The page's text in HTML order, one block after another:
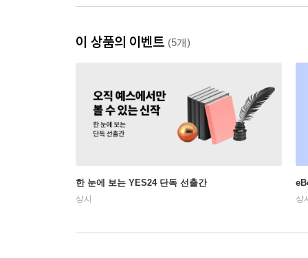
이 상품의 이벤트 (5개)
한 눈에 보는 YES24 단독 선출간
상시 상